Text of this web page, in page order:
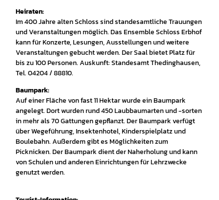
Heiraten:
Im 400 Jahre alten Schloss sind standesamtliche Trauungen
und Veranstaltungen möglich. Das Ensemble Schloss Erbhof
kann für Konzerte, Lesungen, Ausstellungen und weitere
Veranstaltungen gebucht werden. Der Saal bietet Platz für
bis zu 100 Personen. Auskunft: Standesamt Thedinghausen,
Tel. 04204 / 88810.
Baumpark:
Auf einer Fläche von fast 11 Hektar wurde ein Baumpark
angelegt. Dort wurden rund 450 Laubbaumarten und -sorten
in mehr als 70 Gattungen gepflanzt. Der Baumpark verfügt
über Wegeführung, Insektenhotel, Kinderspielplatz und
Boulebahn. Außerdem gibt es Möglichkeiten zum
Picknicken. Der Baumpark dient der Naherholung und kann
von Schulen und anderen Einrichtungen für Lehrzwecke
genutzt werden.